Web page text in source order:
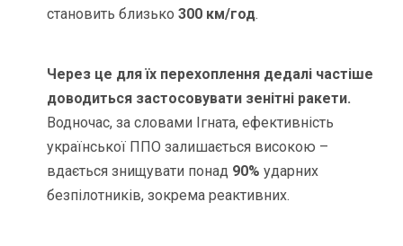
становить близько300 км/год.
Через це для їх перехоплення дедалі частіше
доводиться застосовувати зенітні ракети.
Водночас, за словами Ігната, ефективність
української ППО залишається високою –
вдається знищувати понад 90% ударних
безпілотників, зокрема реактивних.